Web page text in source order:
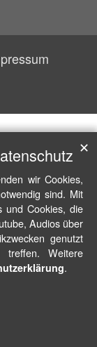
wir Cookies,
sind. Mit
und Cookies, die
Audios über
genutzt
Weitere
.
✕